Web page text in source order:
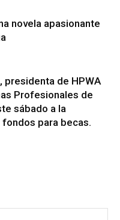
novela apasionante
presidenta de HPWA
Profesionales de
sábado a la
para becas.